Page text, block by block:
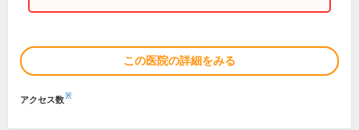
この医院の詳細をみる
アクセス数※